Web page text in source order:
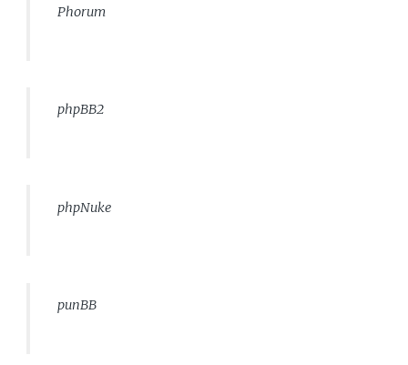
Phorum
phpBB2
phpNuke
punBB